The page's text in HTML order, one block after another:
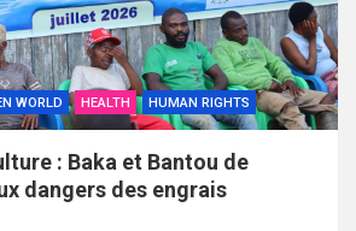
WORLD HEALTH HUMAN RIGHTS
: Baka et Bantou de
dangers des engrais